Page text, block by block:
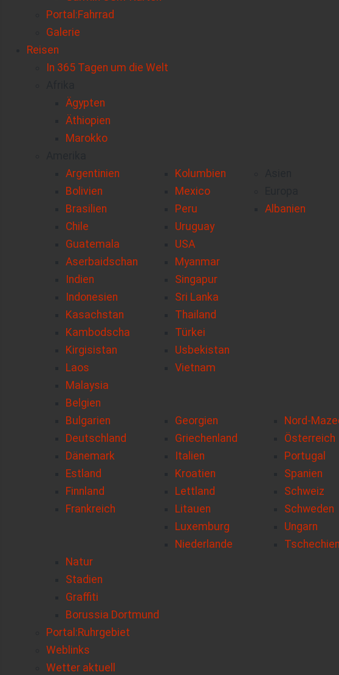
Portal:Fahrrad
Galerie
Reisen
In 365 Tagen um die Welt
Ägypten
Äthiopien
Marokko
Argentinien
Bolivien
Brasilien
Chile
Guatemala
Kolumbien
Mexico
Peru
Uruguay
USA
Aserbaidschan
Indien
Indonesien
Kasachstan
Kambodscha
Kirgisistan
Laos
Malaysia
Myanmar
Singapur
Sri Lanka
Thailand
Türkei
Usbekistan
Vietnam
Albanien
Belgien
Bulgarien
Deutschland
Dänemark
Estland
Finnland
Frankreich
Georgien
Griechenland
Italien
Kroatien
Lettland
Litauen
Luxemburg
Niederlande
Nord-
Österreich
Portugal
Spanien
Schweiz
Schweden
Ungarn
Tschechien
Natur
Stadien
Graffiti
Borussia Dortmund
Portal:Ruhrgebiet
Weblinks
Wetter aktuell